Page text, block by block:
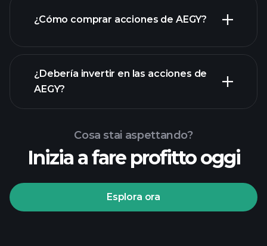
rapporti finanziari
¿Cómo comprar acciones de AEGY?
torneos Playtrade
bróker recomendado
¿Debería invertir en las acciones de
AEGY?
Cosa stai aspettando?
Inizia a fare profitto oggi
Esplora ora